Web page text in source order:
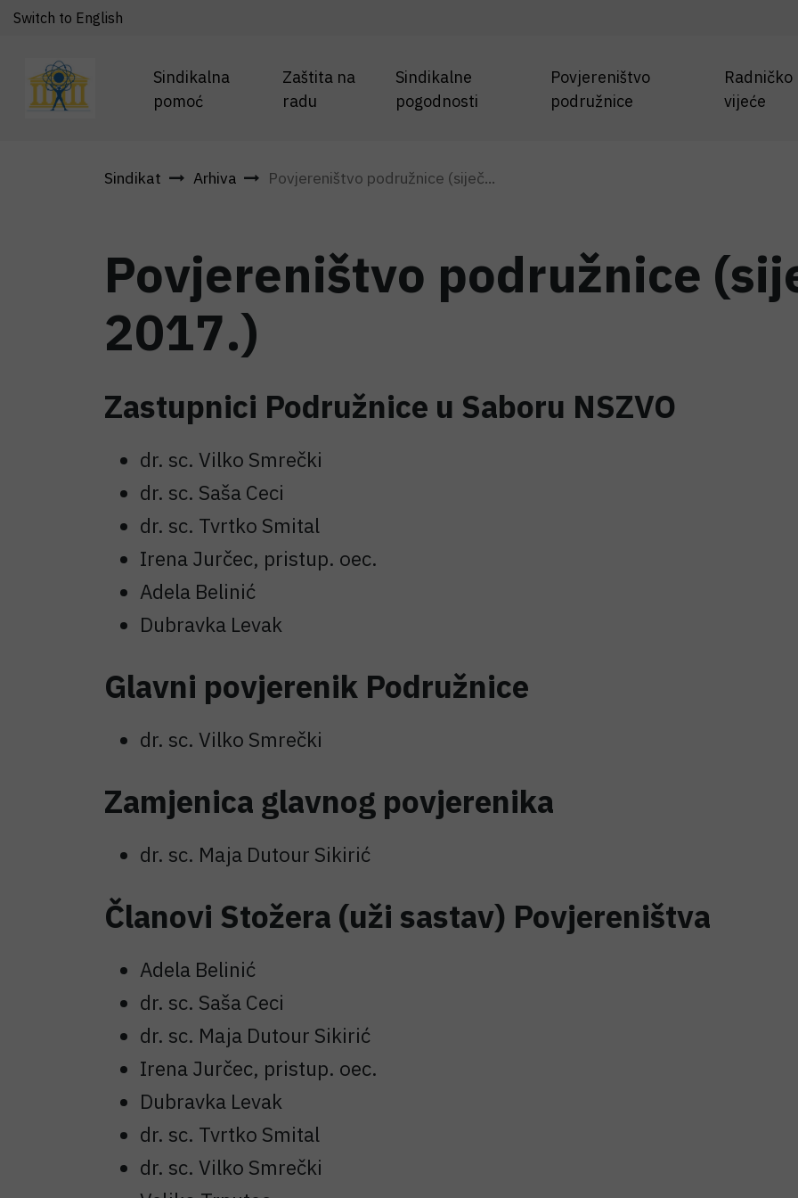
Sindikalna
pomoć
Zaštita na
radu
Sindikalne
pogodnosti
Povjereništvo
podružnice
Radničko
vijeće
Switch to English
Sindikat Arhiva Povjereništvo podružnice (siječ...
Povjereništvo podružnice
2017.)
Zastupnici Podružnice u Saboru NSZVO
dr. sc. Vilko Smrečki
dr. sc. Saša Ceci
dr. sc. Tvrtko Smital
Irena Jurčec, pristup. oec.
Adela Belinić
Dubravka Levak
Glavni povjerenik Podružnice
dr. sc. Vilko Smrečki
Zamjenica glavnog povjerenika
dr. sc. Maja Dutour Sikirić
Članovi Stožera (uži sastav) Povjereništva
Adela Belinić
dr. sc. Saša Ceci
dr. sc. Maja Dutour Sikirić
Irena Jurčec, pristup. oec.
Dubravka Levak
dr. sc. Tvrtko Smital
dr. sc. Vilko Smrečki